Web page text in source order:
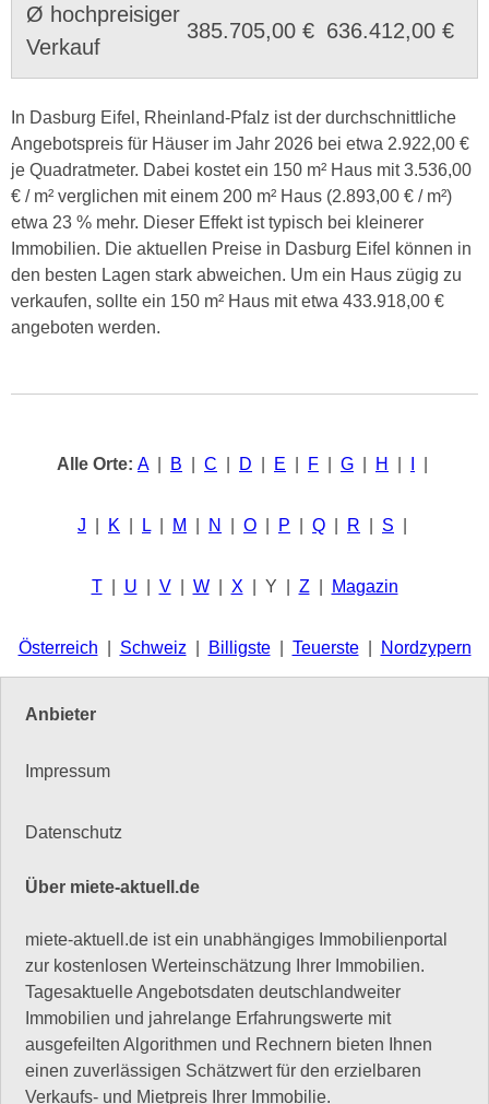
Ø hochpreisiger
Verkauf
385.705,00 € 636.412,00 €
In Dasburg Eifel, Rheinland-Pfalz ist der durchschnittliche
Angebotspreis für Häuser im Jahr 2026 bei etwa 2.922,00 €
je Quadratmeter. Dabei kostet ein 150 m² Haus mit 3.536,00
€ / m² verglichen mit einem 200 m² Haus (2.893,00 € / m²)
etwa 23 % mehr. Dieser Effekt ist typisch bei kleinerer
Immobilien. Die aktuellen Preise in Dasburg Eifel können in
den besten Lagen stark abweichen. Um ein Haus zügig zu
verkaufen, sollte ein 150 m² Haus mit etwa 433.918,00 €
angeboten werden.
Alle Orte: A| B C D E F G H
J K L M N O P Q R S
T| U V| W| X | Y | Z Magazin
Österreich Schweiz Billigste| Teuerste| Nordzypern
Anbieter
Impressum
Datenschutz
Über miete-aktuell.de
miete-aktuell.de ist ein unabhängiges Immobilienportal
zur kostenlosen Werteinschätzung Ihrer Immobilien.
Tagesaktuelle Angebotsdaten deutschlandweiter
Immobilien und jahrelange Erfahrungswerte mit
ausgefeilten Algorithmen und Rechnern bieten Ihnen
einen zuverlässigen Schätzwert für den erzielbaren
Verkaufs- und Mietpreis Ihrer Immobilie.